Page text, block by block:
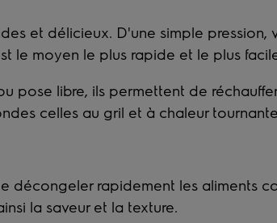
et délicieux. D'une simple
le moyen le plus rapide et le plus
pose libre, ils permettent de
celles au gril et à chaleur tournante
rapidement les aliments
la saveur et la texture.